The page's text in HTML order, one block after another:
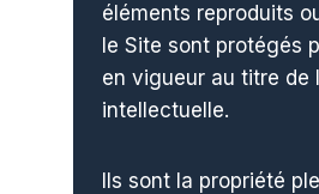
éléments reproduits
le Site sont protégés
en vigueur au titre de
intellectuelle.
Ils sont la propriété